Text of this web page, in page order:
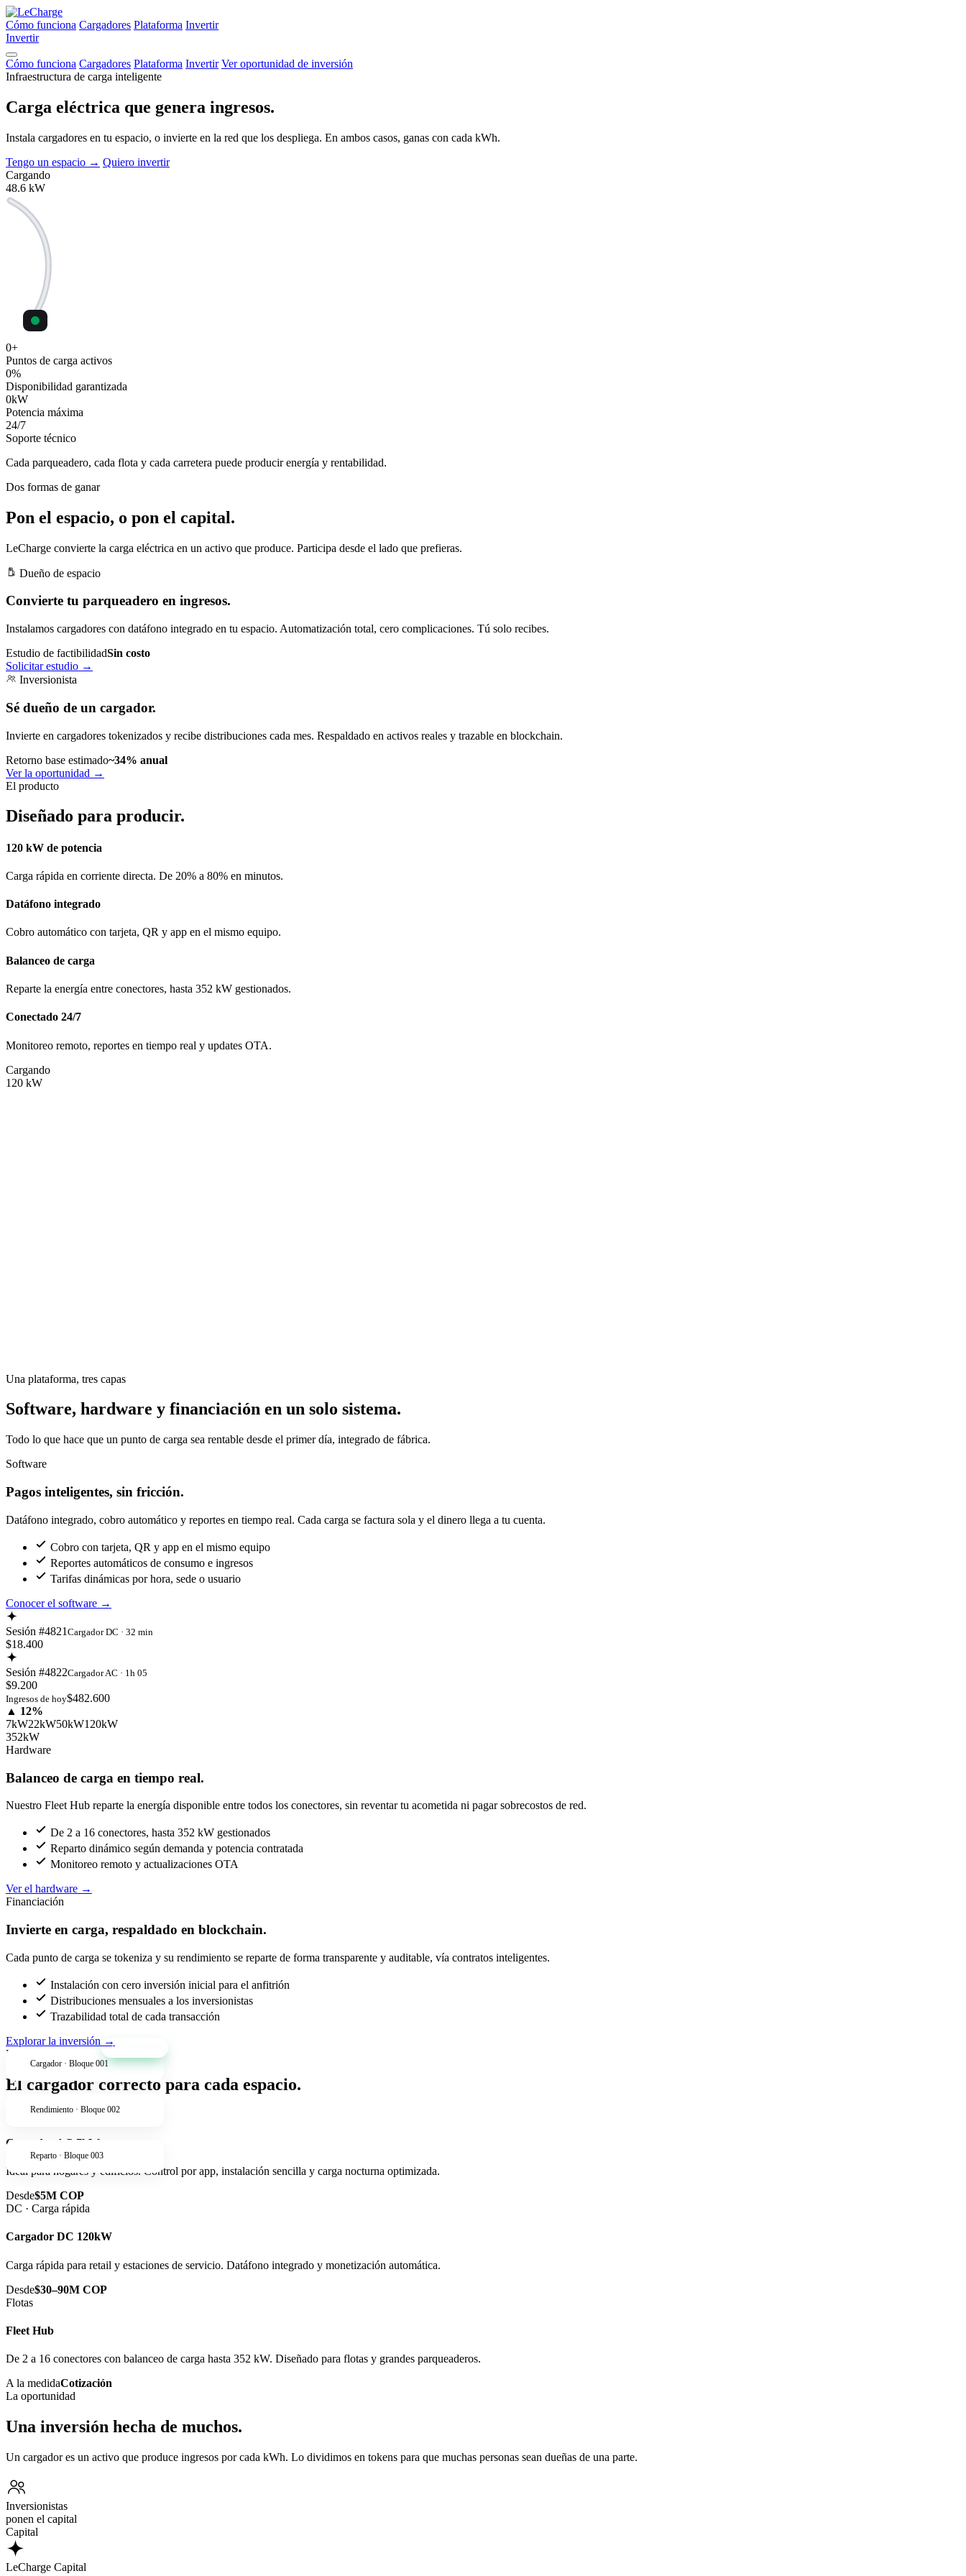
Cómo funciona Cargadores Plataforma Invertir
Invertir
Cómo funciona Cargadores Plataforma Invertir Ver oportunidad de inversión
Infraestructura de carga inteligente
Carga eléctrica que genera ingresos.
Instala cargadores en tu espacio, o invierte en la red que los despliega. En ambos casos, ganas con cada kWh.
Tengo un espacio → Quiero invertir
Cargando
48.6 kW
0+
Puntos de carga activos
0%
Disponibilidad garantizada
0kW
Potencia máxima
24/7
Soporte técnico
Cada parqueadero, cada flota y cada carretera puede producirenergía y rentabilidad.
Dos formas de ganar
Pon el espacio, o pon el capital.
LeCharge convierte la carga eléctrica en un activo que produce. Participa desde el lado que prefieras.
Dueño de espacio
Convierte tu parqueadero en ingresos.
Instalamos cargadores con datáfono integrado en tu espacio. Automatización total, cero complicaciones. Tú solo recibes.
Estudio de factibilidadSin costo
Solicitar estudio →
Inversionista
Sé dueño de un cargador.
Invierte en cargadores tokenizados y recibe distribuciones cada mes. Respaldado en activos reales y trazable en blockchain.
Retorno base estimado~34% anual
Ver la oportunidad →
El producto
Diseñado para producir.
120 kW de potencia
Carga rápida en corriente directa. De 20% a 80% en minutos.
Datáfono integrado
Cobro automático con tarjeta, QR y app en el mismo equipo.
Balanceo de carga
Reparte la energía entre conectores, hasta 352 kW gestionados.
Conectado 24/7
Monitoreo remoto, reportes en tiempo real y updates OTA.
Cargando
120 kW
Una plataforma, tres capas
Software, hardware y financiación en un solo sistema.
Todo lo que hace que un punto de carga sea rentable desde el primer día, integrado de fábrica.
Software
Pagos inteligentes, sin fricción.
Datáfono integrado, cobro automático y reportes en tiempo real. Cada carga se factura sola y el dinero llega a tu cuenta.
Cobro con tarjeta, QR y app en el mismo equipo
Reportes automáticos de consumo e ingresos
Tarifas dinámicas por hora, sede o usuario
Conocer el software →
Sesión #4821 Cargador DC · 32 min
$18.400
Sesión #4822Cargador AC · 1h 05
$9.200
Ingresos de hoy$482.600
▲ 12%
7kW22kW50kW120kW
352kW
Hardware
Balanceo de carga en tiempo real.
Nuestro Fleet Hub reparte la energía disponible entre todos los conectores, sin reventar tu acometida ni pagar sobrecostos de red.
De 2 a 16 conectores, hasta 352 kW gestionados
Reparto dinámico según demanda y potencia contratada
Monitoreo remoto y actualizaciones OTA
Ver el hardware →
Financiación
Invierte en carga, respaldado en blockchain.
Cada punto de carga se tokeniza y su rendimiento se reparte de forma transparente y auditable, vía contratos inteligentes.
Instalación con cero inversión inicial para el anfitrión
Distribuciones mensuales a los inversionistas
Trazabilidad total de cada transacción
Explorar la inversión →
+34% anual
Cargador · Bloque 001
Rendimiento · Bloque 002
Reparto · Bloque 003
Productos
El cargador correcto para cada espacio.
AC · Residencial
Cargador AC 7kW
Ideal para hogares y edificios. Control por app, instalación sencilla y carga nocturna optimizada.
Desde$5M COP
DC · Carga rápida
Cargador DC 120kW
Carga rápida para retail y estaciones de servicio. Datáfono integrado y monetización automática.
Desde$30–90M COP
Flotas
Fleet Hub
De 2 a 16 conectores con balanceo de carga hasta 352 kW. Diseñado para flotas y grandes parqueaderos.
A la medidaCotización
La oportunidad
Una inversión hecha de muchos.
Un cargador es un activo que produce ingresos por cada kWh. Lo dividimos en tokens para que muchas personas sean dueñas de una parte.
Inversionistas
ponen el capital
Capital
LeCharge Capital